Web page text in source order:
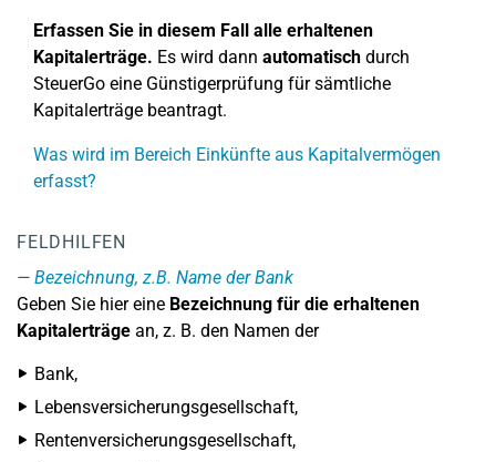
Erfassen Sie in diesem Fall alle erhaltenen
Kapitalerträge. Es wird dann automatisch durch
SteuerGo eine Günstigerprüfung für sämtliche
Kapitalerträge beantragt.
Was wird im Bereich Einkünfte aus Kapitalvermögen
erfasst?
FELDHILFEN
Bezeichnung, z.B. Name der Bank
Geben Sie hier eine Bezeichnung für die erhaltenen
Kapitalerträge an, z. B. den Namen der
Bank,
Lebensversicherungsgesellschaft,
Rentenversicherungsgesellschaft,